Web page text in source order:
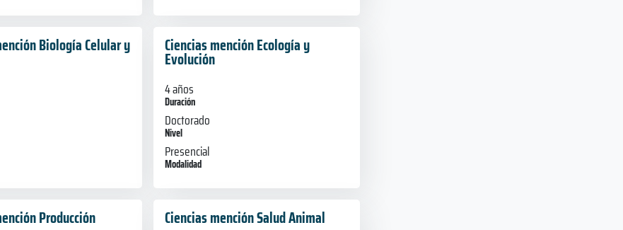
Biología Celular y Ciencias mención Ecología y
Evolución
4 años
Duración
Doctorado
Nivel
Presencial
Modalidad
Producción Ciencias mención Salud Animal